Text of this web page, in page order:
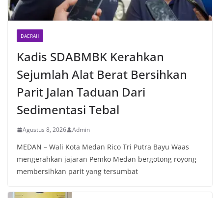
DAERAH
Kadis SDABMBK Kerahkan
Sejumlah Alat Berat Bersihkan
Parit Jalan Taduan Dari
Sedimentasi Tebal
Agustus 8, 2026 Admin
MEDAN – Wali Kota Medan Rico Tri Putra Bayu Waas
mengerahkan jajaran Pemko Medan bergotong royong
membersihkan parit yang tersumbat